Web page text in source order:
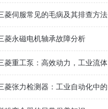
菱伺服常见的毛病及其排查方法
菱永磁电机轴承故障分析